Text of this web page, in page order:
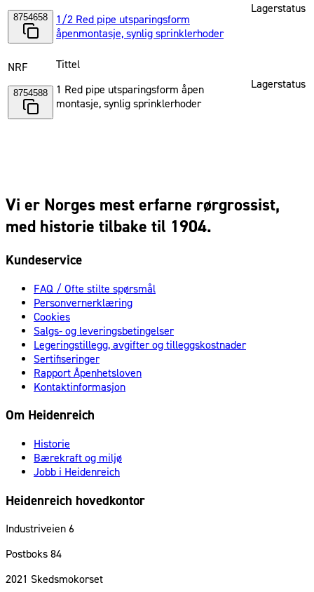
8754658
1/2 Red pipe utsparingsform
åpenmontasje, synlig sprinklerhoder
Lagerstatus
NRF
8754588
Tittel
1 Red pipe utsparingsform åpen
montasje, synlig sprinklerhoder
Lagerstatus
Vi er Norges mest erfarne rørgrossist,
med historie tilbake til 1904.
Kundeservice
FAQ / Ofte stilte spørsmål
Personvernerklæring
Cookies
Salgs- og leveringsbetingelser
Legeringstillegg, avgifter og tilleggskostnader
Sertifiseringer
Rapport Åpenhetsloven
Kontaktinformasjon
Om Heidenreich
Historie
Bærekraft og miljø
Jobb i Heidenreich
Heidenreich hovedkontor
Industriveien 6
Postboks 84
2021 Skedsmokorset